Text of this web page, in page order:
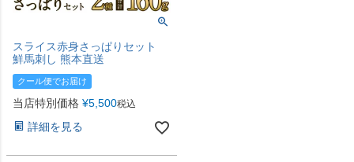
スライス赤身さっぱりセット
鮮馬刺し 熊本直送
クール便でお届け
当店特別価格 ¥5,500税込
詳細を見る